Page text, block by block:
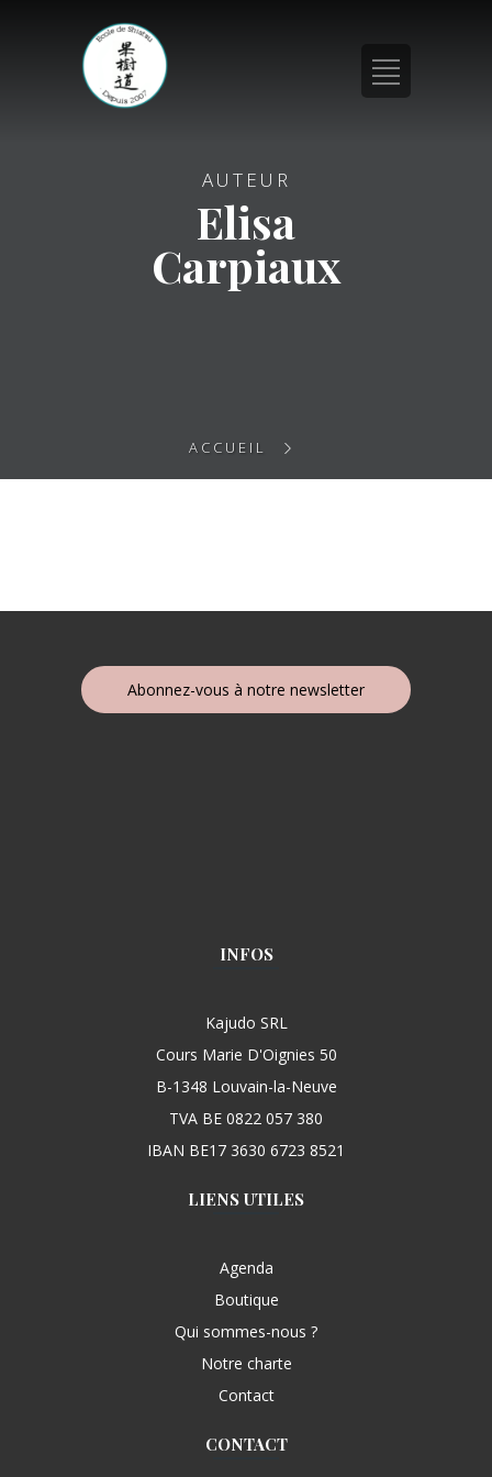
AUTEUR
Elisa
Carpiaux
ACCUEIL
Abonnez-vous à notre newsletter
INFOS
Kajudo SRL
Cours Marie D'Oignies 50
B-1348 Louvain-la-Neuve
TVA BE 0822 057 380
IBAN BE17 3630 6723 8521
LIENS UTILES
Agenda
Boutique
Qui sommes-nous ?
Notre charte
Contact
CONTACT